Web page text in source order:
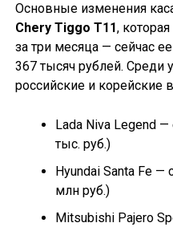
Основные изменения
Chery Tiggo T11,
за три месяца — сейчас
367 тысяч рублей. Среди
российские и корейские
Lada Niva Legend
тыс. руб.)
Hyundai Santa Fe —
млн руб.)
Mitsubishi Pajero